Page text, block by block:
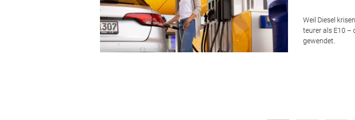
Weil Diesel
teurer als E10 –
gewendet.